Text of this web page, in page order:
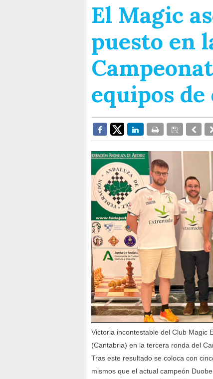
El Magic
puesto en
equipos
Victoria incontestable del Club Magic
(Cantabria) en la tercera ronda del
Tras este resultado se coloca con
mismos que el actual campeón